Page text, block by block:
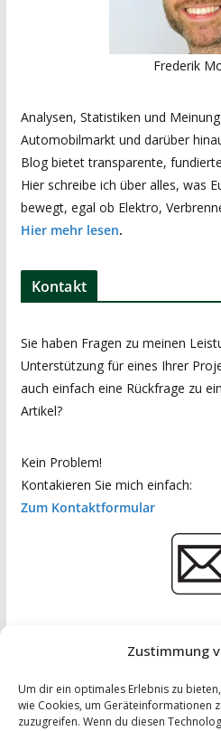
Zustimmung
Um dir ein optimales Erlebnis zu
wie Cookies, um Geräteinformationen
zuzugreifen. Wenn du diesen
Frederik
Analysen, Statistiken und
Automobilmarkt und darüber
Blog bietet transparente,
Hier schreibe ich über alles, was
bewegt, egal ob Elektro,
Hier mehr lesen.
Kontakt
Sie haben Fragen zu meinen
Unterstützung für eines Ihrer
auch einfach eine Rückfrage zu
Artikel?
Kein Problem!
Kontakieren Sie mich einfach:
Zum Kontaktformular
IMPRESSUM-